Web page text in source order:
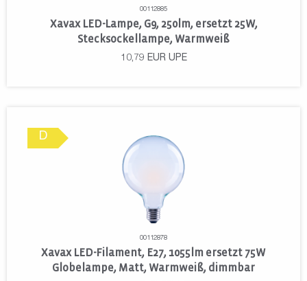
00112885
Xavax LED-Lampe, G9, 250lm, ersetzt 25W,
Stecksockellampe, Warmweiß
10,79 EUR UPE
D
00112878
Xavax LED-Filament, E27, 1055lm ersetzt 75W
Globelampe, Matt, Warmweiß, dimmbar